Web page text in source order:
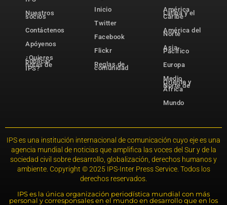
Nuestros
socios
Contáctenos
Apóyenos
¿Quieres
publicar
notas de
IPS?
Inicio
Twitter
Facebook
Flickr
Reglas de
comunidad
América
Latina y el
Caribe
América del
Norte
Asia-
Pacífico
Europa
Medio
Oriente y
Norte de
África
Mundo
IPS es una institución internacional de comunicación cuyo eje es una
agencia mundial de noticias que amplifica las voces del Sur y de la
sociedad civil sobre desarrollo, globalización, derechos humanos y
ambiente. Copyright © 2025 IPS-Inter Press Service. Todos los
derechos reservados.
IPS es la única organización periodística mundial con más
personal y corresponsales en el mundo en desarrollo que en los